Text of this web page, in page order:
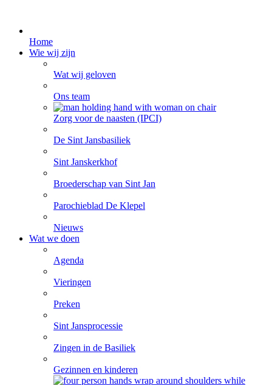
Home
Wie wij zijn
Wat wij geloven
Ons team
Zorg voor de naasten (IPCI)
De Sint Jansbasiliek
Sint Janskerkhof
Broederschap van Sint Jan
Parochieblad De Klepel
Nieuws
Wat we doen
Agenda
Vieringen
Preken
Sint Jansprocessie
Zingen in de Basiliek
Gezinnen en kinderen